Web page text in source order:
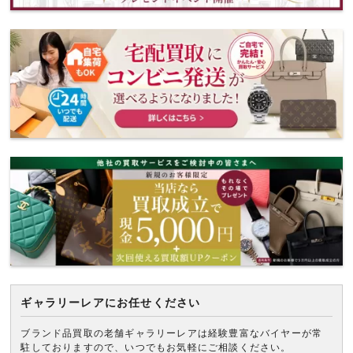
ギャラリーレアにお任せください
ブランド品買取の老舗ギャラリーレアは経験豊富なバイヤーが常
駐しておりますので、いつでもお気軽にご相談ください。